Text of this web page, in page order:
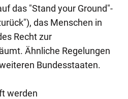
das "Stand your Ground"-
das Menschen in
Recht zur
Ähnliche Regelungen
Bundesstaaten.
werden